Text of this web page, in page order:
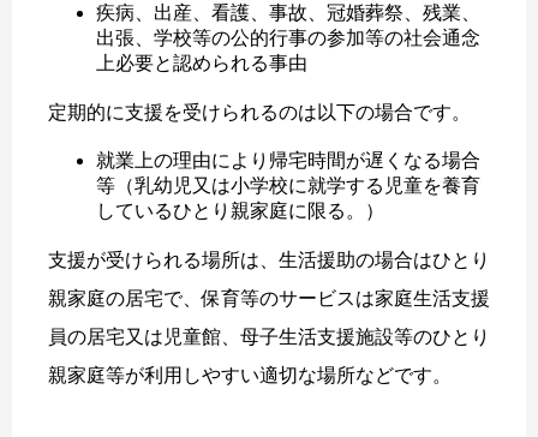
疾病、出産、看護、事故、冠婚葬祭、残業、
出張、学校等の公的行事の参加等の社会通念
上必要と認められる事由
定期的に支援を受けられるのは以下の場合です。
就業上の理由により帰宅時間が遅くなる場合
等（乳幼児又は小学校に就学する児童を養育
しているひとり親家庭に限る。）
支援が受けられる場所は、生活援助の場合はひとり
親家庭の居宅で、保育等のサービスは家庭生活支援
員の居宅又は児童館、母子生活支援施設等のひとり
親家庭等が利用しやすい適切な場所などです。